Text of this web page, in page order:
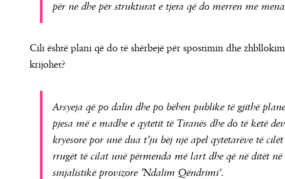
për ne dhe për strukturat e tjera që do merren me
Cili është plani që do të shërbejë për spostimin dhe
krijohet?
Arsyeja që po dalin dhe po bëhen publike të gjithë
pjesa më e madhe e qytetit të Tiranës dhe do të ketë
kryesore por unë dua t’ju bëj një apel qytetarëve të
rrugët të cilat unë përmenda më lart dhe që në ditët
sinjalistikë provizore ‘Ndalim Qëndrimi’.